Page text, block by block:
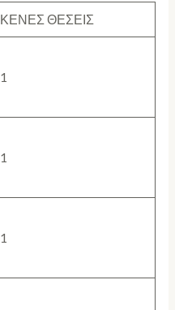
ΚΕΝΕΣ ΘΕΣΕΙΣ
1
1
1